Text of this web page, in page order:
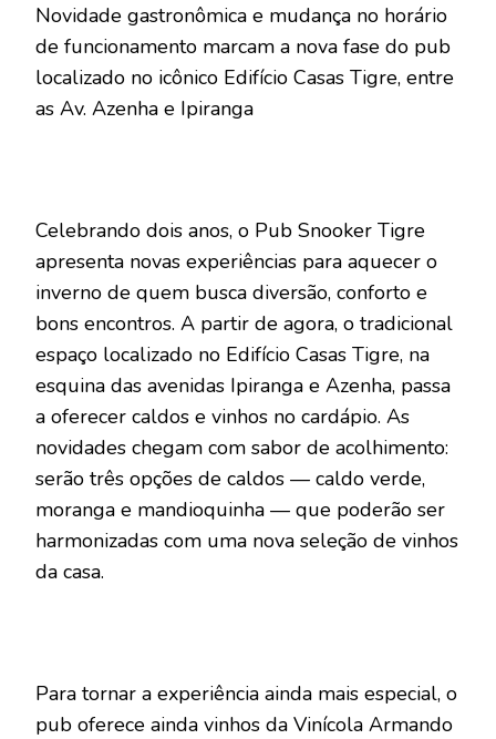
Novidade gastronômica e mudança no horário
de funcionamento marcam a nova fase do pub
localizado no icônico Edifício Casas Tigre, entre
as Av. Azenha e Ipiranga
Celebrando dois anos, o Pub Snooker Tigre
apresenta novas experiências para aquecer o
inverno de quem busca diversão, conforto e
bons encontros. A partir de agora, o tradicional
espaço localizado no Edifício Casas Tigre, na
esquina das avenidas Ipiranga e Azenha, passa
a oferecer caldos e vinhos no cardápio. As
novidades chegam com sabor de acolhimento:
serão três opções de caldos — caldo verde,
moranga e mandioquinha — que poderão ser
harmonizadas com uma nova seleção de vinhos
da casa.
Para tornar a experiência ainda mais especial, o
pub oferece ainda vinhos da Vinícola Armando